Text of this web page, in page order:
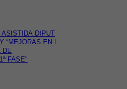
DIPUT
“MEJORAS EN L
DE
FASE"